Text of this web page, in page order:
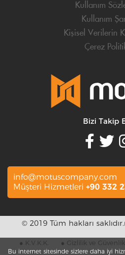
Kullanım
Kullanım
Kişisel Verilerin
Çerez
Bizi Takip
info@motuscompany.com
Müşteri Hizmetleri +90 332
© 2019 Tüm hakları
● K.V.K.K. ● Gizlilik ve Güvenlik
Bu internet sitesinde sizlere daha iyi